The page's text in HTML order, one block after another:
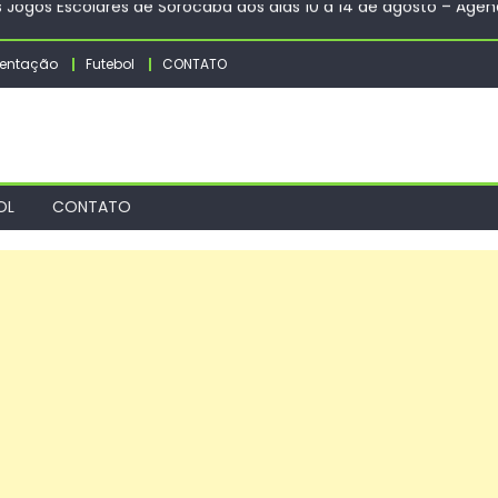
e Grêmio vão às quartas da Copa do Brasil
Rio de Janeiro
Escolares de Sorocaba dos dias 10 a 14 de agosto –
Futebol CONTATO
CONTATO